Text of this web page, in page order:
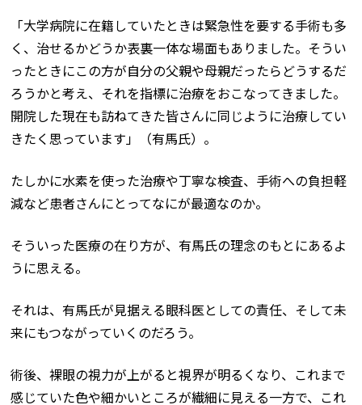
「大学病院に在籍していたときは緊急性を要する手術も多
く、治せるかどうか表裏一体な場面もありました。そうい
ったときにこの方が自分の父親や母親だったらどうするだ
ろうかと考え、それを指標に治療をおこなってきました。
開院した現在も訪ねてきた皆さんに同じように治療してい
きたく思っています」（有馬氏）。
たしかに水素を使った治療や丁寧な検査、手術への負担軽
減など患者さんにとってなにが最適なのか。
そういった医療の在り方が、有馬氏の理念のもとにあるよ
うに思える。
それは、有馬氏が見据える眼科医としての責任、そして未
来にもつながっていくのだろう。
術後、裸眼の視力が上がると視界が明るくなり、これまで
感じていた色や細かいところが繊細に見える一方で、これ